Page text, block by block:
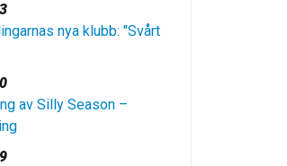
nya klubb: "Svårt
av Silly Season –